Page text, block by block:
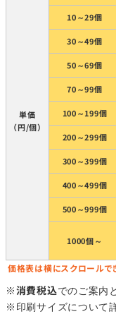
単価
（円/個）
10～29個
30～49個
50～69個
70～99個
100～199個
200～299個
300～399個
400～499個
500～999個
1000個～
価格表は横にスクロールで
※消費税込でのご案内
※印刷サイズについて